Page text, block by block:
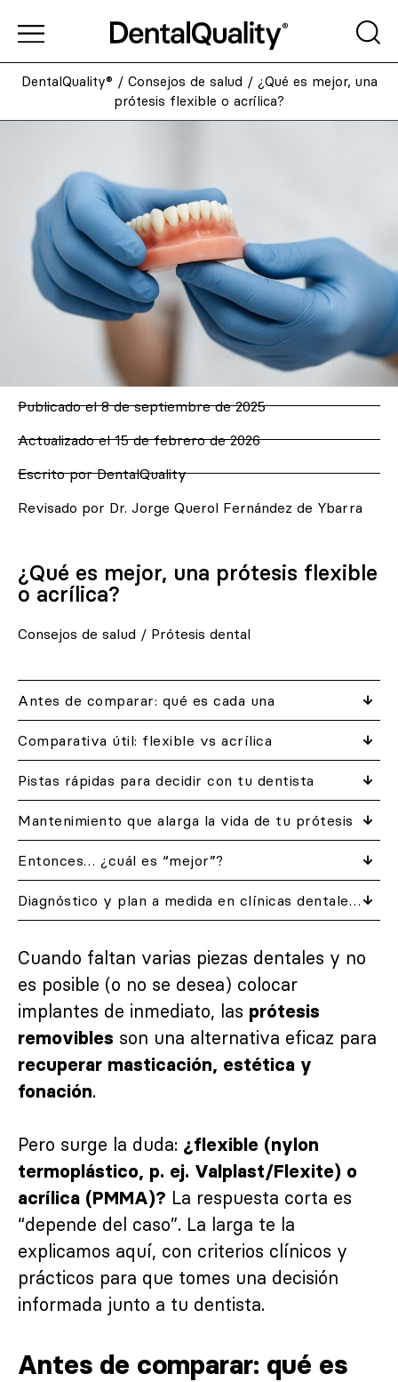
DentalQuality® / Consejos de salud / ¿Qué es mejor, una
prótesis flexible o acrílica?
Publicado el 8 de septiembre de 2025
Actualizado el 15 de febrero de 2026
Escrito por DentalQuality
Revisado por Dr. Jorge Querol Fernández de Ybarra
¿Qué es mejor, una prótesis flexible
o acrílica?
Consejos de salud / Prótesis dental
Antes de comparar: qué es cada una
Comparativa útil: flexible vs acrílica
Pistas rápidas para decidir con tu dentista
Mantenimiento que alarga la vida de tu prótesis
Entonces… ¿cuál es “mejor”?
Diagnóstico y plan a medida en clínicas dentales DentalQuality®
Cuando faltan varias piezas dentales y no
es posible (o no se desea) colocar
implantes de inmediato, las prótesis
removibles son una alternativa eficaz para
recuperar masticación, estética y
fonación.
Pero surge la duda: ¿flexible (nylon
termoplástico, p. ej. Valplast/Flexite) o
acrílica (PMMA)? La respuesta corta es
“depende del caso”. La larga te la
explicamos aquí, con criterios clínicos y
prácticos para que tomes una decisión
informada junto a tu dentista.
Antes de comparar: qué es